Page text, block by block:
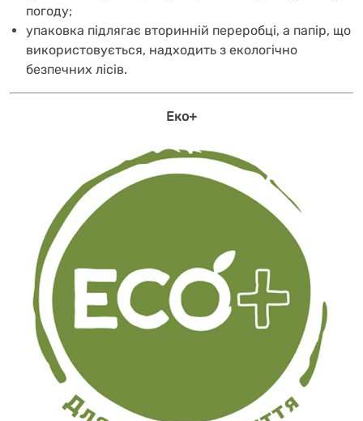
погоду;
упаковка підлягає вторинній переробці, а папір, що
використовується, надходить з екологічно
безпечних лісів.
Еко+